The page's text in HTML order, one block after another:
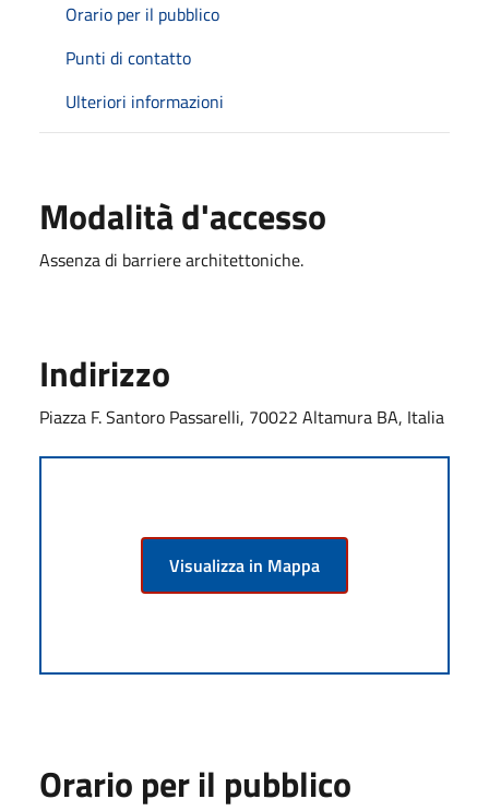
Orario per il pubblico
Punti di contatto
Ulteriori informazioni
Modalità d'accesso
Assenza di barriere architettoniche.
Indirizzo
Piazza F. Santoro Passarelli, 70022 Altamura BA, Italia
Visualizza in Mappa
Orario per il pubblico